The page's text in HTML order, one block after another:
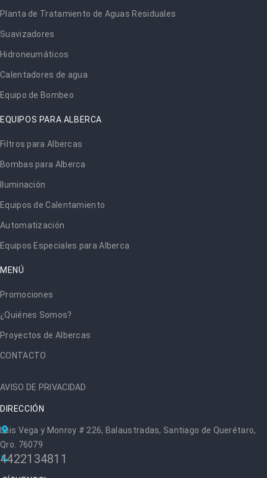
Planta de Tratamiento de Aguas Residuales
Suavizadores
Hidroneumáticos
Calentadores de agua
Equipo de Bombeo
EQUIPOS PARA ALBERCA
Filtros para Albercas
Bombas para Alberca
Iluminación
Equipos de Calentamiento
Automatización
Equipos Especiales para Alberca
MENÚ
Promociones
¿Quiénes Somos?
Proyectos de Albercas
CONTACTO
AVISO DE PRIVACIDAD
DIRECCIÓN
Luis Vega y Monroy # 226, Balaustradas, Santiago de Querétaro,
Qro. 76079
4422134811